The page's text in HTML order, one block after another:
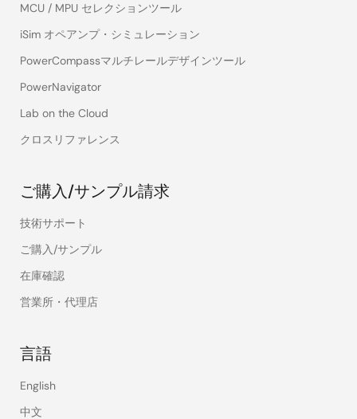
MCU / MPU セレクションツール
iSim オペアンプ・シミュレーション
PowerCompassマルチレールデザインツール
PowerNavigator
Lab on the Cloud
クロスリファレンス
ご購入/サンプル請求
技術サポート
ご購入/サンプル
在庫確認
営業所・代理店
言語
English
中文